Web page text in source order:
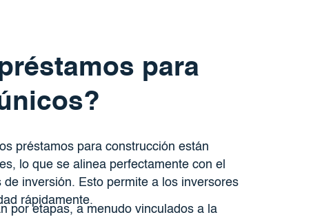
para
préstamos para construcción están
lo que se alinea perfectamente con el
inversión. Esto permite a los inversores
rápidamente.
por etapas, a menudo vinculados a la